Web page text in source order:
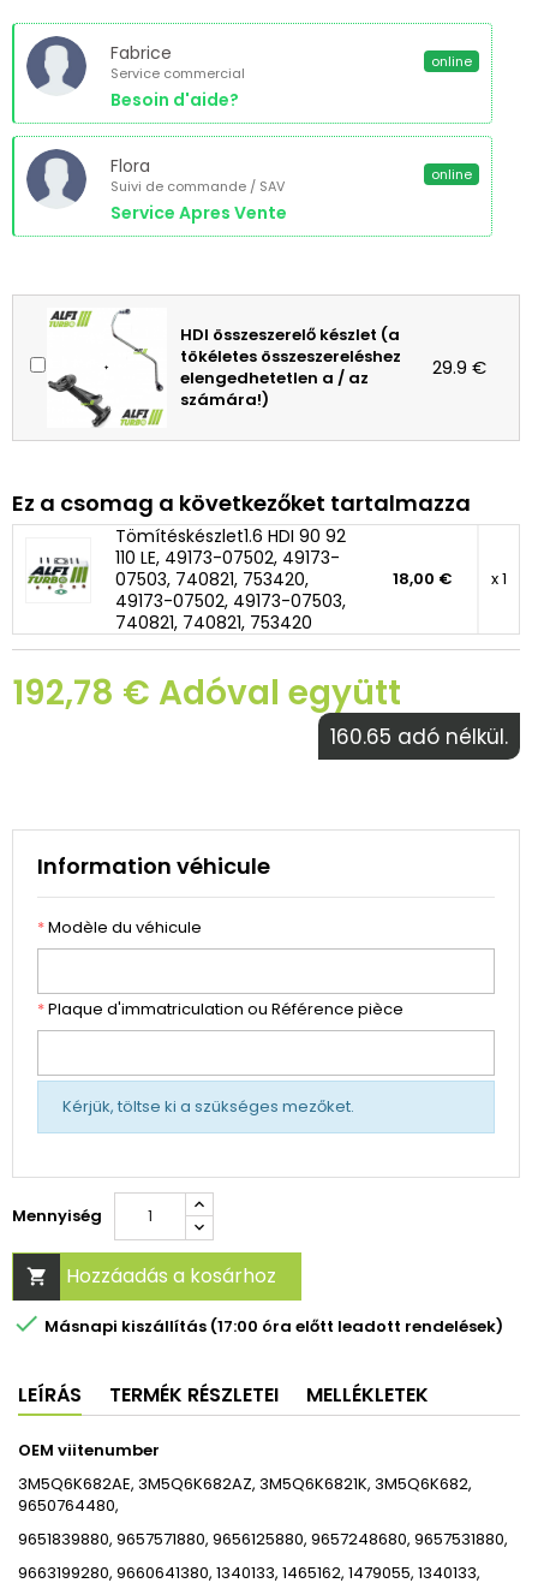
Fabrice
Service commercial
Besoin d'aide?
online
Flora
Suivi de commande / SAV
Service Apres Vente
online
HDI összeszerelő készlet (a
tökéletes összeszereléshez
elengedhetetlen a / az
számára!)
29.9 €
Ez a csomag a következőket tartalmazza
Tömítéskészlet1.6 HDI 90 92
110 LE, 49173-07502, 49173-
07503, 740821, 753420,
49173-07502, 49173-07503,
740821, 740821, 753420
18,00 € x 1
192,78 € Adóval együtt
160.65 adó nélkül.
Information véhicule
*Modèle du véhicule
*Plaque d'immatriculation ou Référence pièce
Kérjük, töltse ki a szükséges mezőket.
Mennyiség
 Hozzáadás a kosárhoz
 Másnapi kiszállítás (17:00 óra előtt leadott rendelések)
LEÍRÁS TERMÉK RÉSZLETEI MELLÉKLETEK
OEM viitenumber
3M5Q6K682AE, 3M5Q6K682AZ, 3M5Q6K6821K, 3M5Q6K682,
9650764480,
9651839880, 9657571880, 9656125880, 9657248680, 9657531880,
9663199280, 9660641380, 1340133, 1465162, 1479055, 1340133,